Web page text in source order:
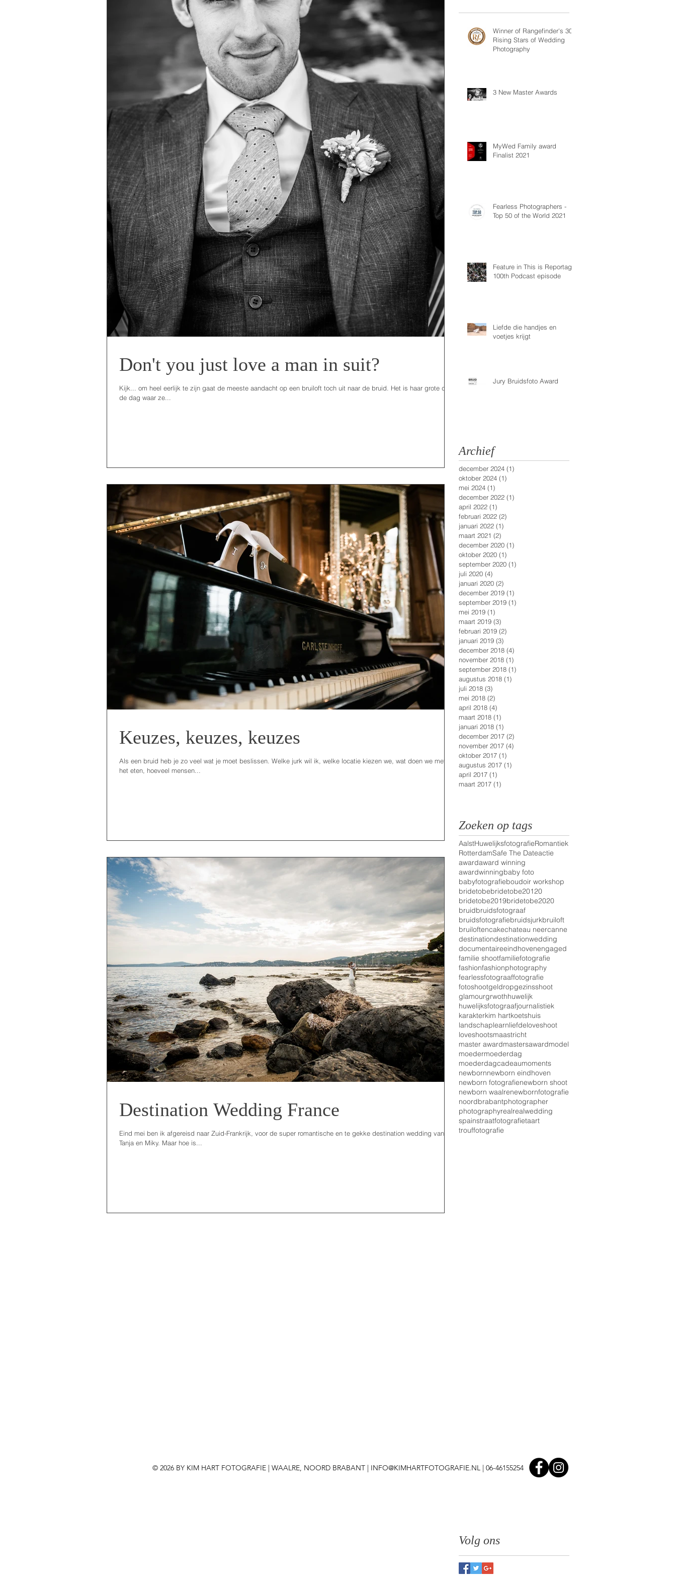
Don't you just love a man in suit?
Kijk... om heel eerlijk te zijn gaat de meeste aandacht op een bruiloft toch uit naar de bruid. Het is haar grote dag,
de dag waar ze...
Keuzes, keuzes, keuzes
Als een bruid heb je zo veel wat je moet beslissen. Welke jurk wil ik, welke locatie kiezen we, wat doen we met
het eten, hoeveel mensen...
Destination Wedding France
Eind mei ben ik afgereisd naar Zuid-Frankrijk, voor de super romantische en te gekke destination wedding van
Tanja en Miky. Maar hoe is...
Winner of Rangefinder's 30
Rising Stars of Wedding
Photography
3 New Master Awards
MyWed Family award
Finalist 2021
Fearless Photographers -
Top 50 of the World 2021
Feature in This is Reportage
100th Podcast episode
Liefde die handjes en
voetjes krijgt
Jury Bruidsfoto Award
Archief
december 2024 (1)
oktober 2024 (1)
mei 2024 (1)
december 2022 (1)
april 2022 (1)
februari 2022 (2)
januari 2022 (1)
maart 2021 (2)
december 2020 (1)
oktober 2020 (1)
september 2020 (1)
juli 2020 (4)
januari 2020 (2)
december 2019 (1)
september 2019 (1)
mei 2019 (1)
maart 2019 (3)
februari 2019 (2)
januari 2019 (3)
december 2018 (4)
november 2018 (1)
september 2018 (1)
augustus 2018 (1)
juli 2018 (3)
mei 2018 (2)
april 2018 (4)
maart 2018 (1)
januari 2018 (1)
december 2017 (2)
november 2017 (4)
oktober 2017 (1)
augustus 2017 (1)
april 2017 (1)
maart 2017 (1)
Zoeken op tags
AalstHuwelijksfotografieRomantiek
RotterdamSafe The Dateactie
awardaward winning
awardwinningbaby foto
babyfotografieboudoir workshop
bridetobebridetobe20120
bridetobe2019bridetobe2020
bruidbruidsfotograaf
bruidsfotografiebruidsjurkbruiloft
bruiloftencakechateau neercanne
destinationdestinationwedding
documentaireeindhovenengaged
familie shootfamiliefotografie
fashionfashionphotography
fearlessfotograaffotografie
fotoshootgeldropgezinsshoot
glamourgrwothhuwelijk
huwelijksfotograafjournalistiek
karakterkim hartkoetshuis
landschaplearnliefdeloveshoot
loveshootsmaastricht
master awardmastersawardmodel
moedermoederdag
moederdagcadeaumoments
newbornnewborn eindhoven
newborn fotografienewborn shoot
newborn waalrenewbornfotografie
noordbrabantphotographer
photographyrealrealwedding
spainstraatfotografietaart
trouffotografie
Volg ons
© 2026 BY KIM HART FOTOGRAFIE | WAALRE, NOORD BRABANT | INFO@KIMHARTFOTOGRAFIE.NL | 06-46155254